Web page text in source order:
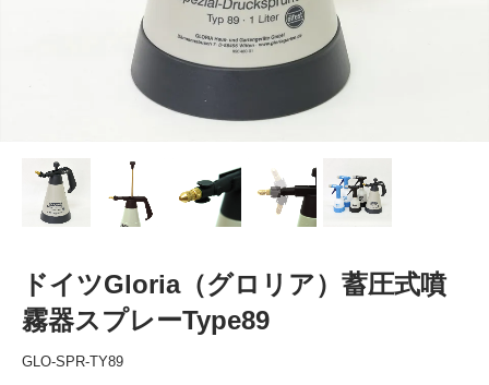
ドイツGloria（グロリア）蓄圧式噴
霧器スプレーType89
GLO-SPR-TY89